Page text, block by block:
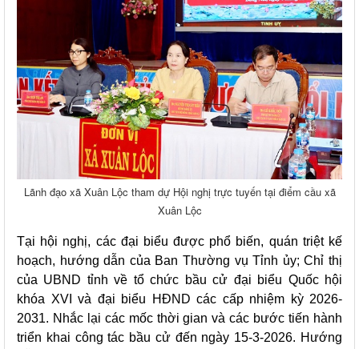
Lãnh đạo xã Xuân Lộc tham dự Hội nghị trực tuyến tại điểm cầu xã
Xuân Lộc
Tại hội nghị, các đại biểu được phổ biến, quán triệt kế
hoạch, hướng dẫn của Ban Thường vụ Tỉnh ủy; Chỉ thị
của UBND tỉnh về tổ chức bầu cử đại biểu Quốc hội
khóa XVI và đại biểu HĐND các cấp nhiệm kỳ 2026-
2031. Nhắc lại các mốc thời gian và các bước tiến hành
triển khai công tác bầu cử đến ngày 15-3-2026. Hướng